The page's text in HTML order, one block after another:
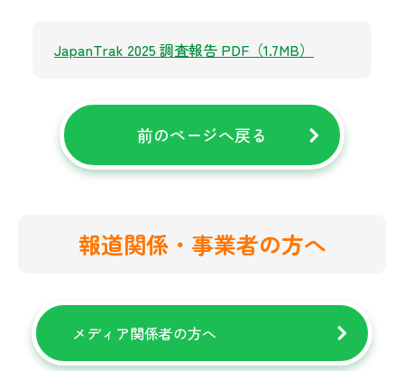
JapanTrak 2025 調査報告 PDF（1.7MB）
前のページへ戻る
報道関係・事業者の方へ
メディア関係者の方へ